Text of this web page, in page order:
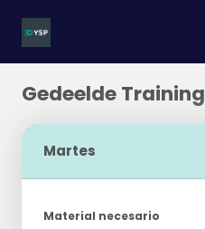
Gedeelde Training
Martes
Material necesario